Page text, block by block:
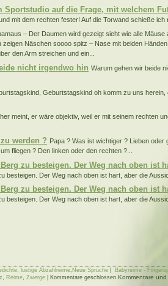
Sportstudio auf die Frage, mit welchem
mit dem rechten fester! Auf die Torwand schieße ich
– Der Daumen wird gezeigt sieht wie alle
Näschen soooo spitz – Nase mit beiden
den Arm streichen und ein...
nicht irgendwo hin Warum gehen wir beide
Geburtstagskind oh komm zu uns herein,
meint, er wäre objektiv, weil er mit seinem rechten
werden ? Papa ? Was ist wichtiger ? Lieben
fliegen ? Den linken oder den rechten ?...
zu besteigen. Der Weg nach oben ist
besteigen. Der Weg nach oben ist hart, aber die
zu besteigen. Der Weg nach oben ist
besteigen. Der Weg nach oben ist hart, aber die
lustige Abzählreime Neue Sprüche Babyreime -
Reime Zwerge Kommentare geschlossen Kommentare und